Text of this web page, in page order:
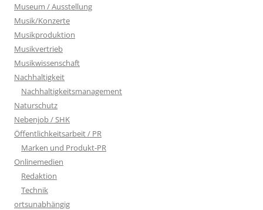
Museum / Ausstellung
Musik/Konzerte
Musikproduktion
Musikvertrieb
Musikwissenschaft
Nachhaltigkeit
Nachhaltigkeitsmanagement
Naturschutz
Nebenjob / SHK
Öffentlichkeitsarbeit / PR
Marken und Produkt-PR
Onlinemedien
Redaktion
Technik
ortsunabhängig